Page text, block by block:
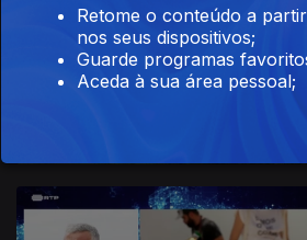
Retome o conteúdo a
nos seus dispositivos;
Guarde programas
Aceda à sua área pessoal;